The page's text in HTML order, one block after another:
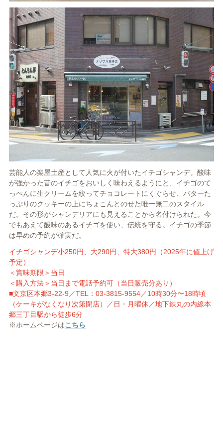
芸能人の楽屋土産として人気に火が付いたイチゴシャンデ。酸味
が強かった昔のイチゴをおいしく味わえるようにと、イチゴのて
っぺんに生クリームを絞ってチョコレートにくぐらせ、バターた
っぷりのクッキーの上にちょこんとのせた唯一無二のスタイル
だ。その形がシャンデリアにも見えることから名付けられた。今
でもあえて酸味のあるイチゴを使い、伝統を守る。イチゴの季節
は早めの予約が確実だ。
イチゴシャンデ小250円、大290円、特大380円（2025年に値上げ
予定）
＜賞味期限＞当日
＜購入方法＞当日まで電話予約可（当日販売分あり）
■文京区本郷3-22-9／TEL：03-3815-9554／10時30分〜18時頃
（ケーキがなく なり次第閉店）／日・月曜休／地下鉄丸の内線本
郷三丁目駅から徒歩6分
※ホームページはこちら